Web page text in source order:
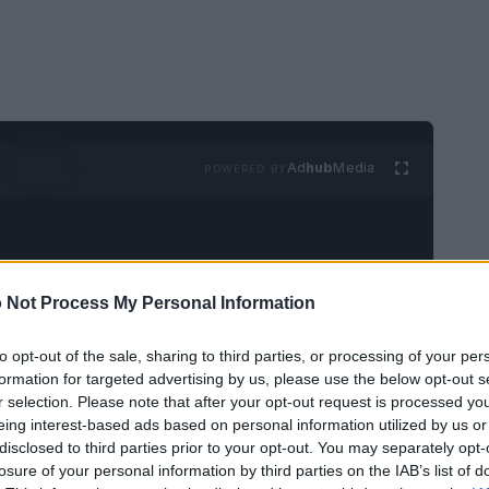
Not Process My Personal Information
opt-out of the sale, sharing to third parties, or processing of your
for targeted advertising by us, please use the below opt-out
selection. Please note that after your opt-out request is processed
interest-based ads based on personal information utilized by us
to third parties prior to your opt-out. You may separately
of your personal information by third parties on the IAB’s list of
AdhubMedia
, diretto da Bryan Singer, fece il suo debutto
un’era per i cinecomic. Per generazioni di
il sogno di vedere finalmente i mutanti
il viaggio per portare questi iconici